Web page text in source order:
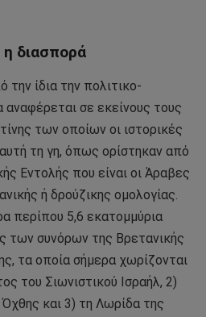
η διασπορά
την ίδια την πολιτικο-
αναφέρεται σε εκείνους τους
των οποίων οι ιστορικές
τη γη, όπως ορίστηκαν από
Εντολής που είναι οι Άραβες
ή δρούζικης ομολογίας.
περίπου 5,6 εκατομμύρια
των συνόρων της Βρετανικής
τα οποία σήμερα χωρίζονται
του Σιωνιστικού Ισραήλ, 2)
και 3) τη Λωρίδα της